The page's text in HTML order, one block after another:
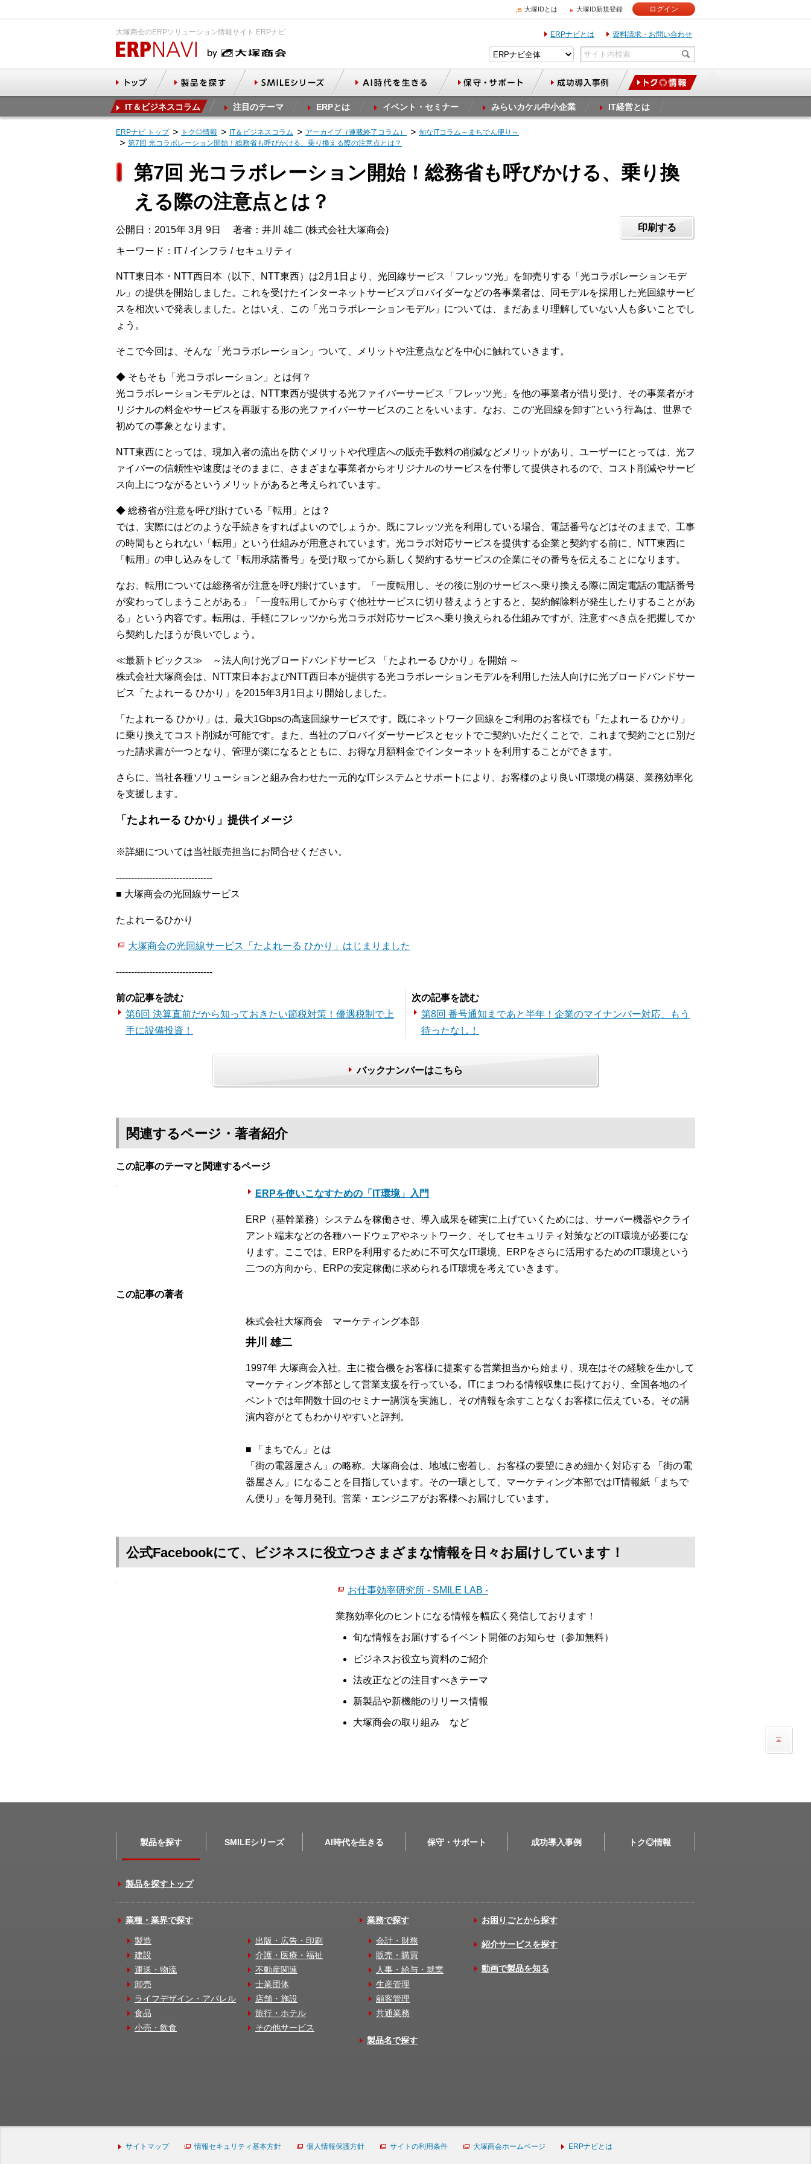
大塚IDとは 大塚ID新規登録 ログイン
大塚商会のERPソリューション情報サイト ERPナビ ERPナビとは 資料請求・お問い合わせ
IT＆ビジネスコラム 注目のテーマ ERPとは イベント・セミナー みらいカケル中小企業 IT経営とは
ERPナビ トップ トク◎情報 IT＆ビジネスコラム アーカイブ（連載終了コラム）
旬なITコラム～まちでん便り～
第7回 光コラボレーション開始！総務省も呼びかける、乗り換える際の注意点とは？
第7回 光コラボレーション開始！総務省も呼びかける、乗り換
える際の注意点とは？
公開日：2015年 3月 9日 著者：井川 雄二 (株式会社大塚商会)
キーワード：IT / インフラ / セキュリティ
印刷する
NTT東日本・NTT西日本（以下、NTT東西）は2月1日より、光回線サービス「フレッツ光」を卸売りする「光コラボレーションモデ
ル」の提供を開始しました。これを受けたインターネットサービスプロバイダーなどの各事業者は、同モデルを採用した光回線サービ
スを相次いで発表しました。とはいえ、この「光コラボレーションモデル」については、まだあまり理解していない人も多いことでし
ょう。
そこで今回は、そんな「光コラボレーション」ついて、メリットや注意点などを中心に触れていきます。
◆ そもそも「光コラボレーション」とは何？
光コラボレーションモデルとは、NTT東西が提供する光ファイバーサービス「フレッツ光」を他の事業者が借り受け、その事業者がオ
リジナルの料金やサービスを再販する形の光ファイバーサービスのことをいいます。なお、この“光回線を卸す”という行為は、世界で
初めての事象となります。
NTT東西にとっては、現加入者の流出を防ぐメリットや代理店への販売手数料の削減などメリットがあり、ユーザーにとっては、光フ
ァイバーの信頼性や速度はそのままに、さまざまな事業者からオリジナルのサービスを付帯して提供されるので、コスト削減やサービ
ス向上につながるというメリットがあると考えられています。
◆ 総務省が注意を呼び掛けている「転用」とは？
では、実際にはどのような手続きをすればよいのでしょうか。既にフレッツ光を利用している場合、電話番号などはそのままで、工事
の時間もとられない「転用」という仕組みが用意されています。光コラボ対応サービスを提供する企業と契約する前に、NTT東西に
「転用」の申し込みをして「転用承諾番号」を受け取ってから新しく契約するサービスの企業にその番号を伝えることになります。
なお、転用については総務省が注意を呼び掛けています。「一度転用し、その後に別のサービスへ乗り換える際に固定電話の電話番号
が変わってしまうことがある」「一度転用してからすぐ他社サービスに切り替えようとすると、契約解除料が発生したりすることがあ
る」という内容です。転用は、手軽にフレッツから光コラボ対応サービスへ乗り換えられる仕組みですが、注意すべき点を把握してか
ら契約したほうが良いでしょう。
≪最新トピックス≫ ～法人向け光ブロードバンドサービス 「たよれーる ひかり」を開始 ～
株式会社大塚商会は、NTT東日本およびNTT西日本が提供する光コラボレーションモデルを利用した法人向けに光ブロードバンドサー
ビス「たよれーる ひかり」を2015年3月1日より開始しました。
「たよれーる ひかり」は、最大1Gbpsの高速回線サービスです。既にネットワーク回線をご利用のお客様でも「たよれーる ひかり」
に乗り換えてコスト削減が可能です。また、当社のプロバイダーサービスとセットでご契約いただくことで、これまで契約ごとに別だ
った請求書が一つとなり、管理が楽になるとともに、お得な月額料金でインターネットを利用することができます。
さらに、当社各種ソリューションと組み合わせた一元的なITシステムとサポートにより、お客様のより良いIT環境の構築、業務効率化
を支援します。
「たよれーる ひかり」提供イメージ
※詳細については当社販売担当にお問合せください。
--------------------------------
■ 大塚商会の光回線サービス
たよれーるひかり
大塚商会の光回線サービス「たよれーる ひかり」はじまりました
--------------------------------
前の記事を読む
第6回 決算直前だから知っておきたい節税対策！優遇税制で上
手に設備投資！
次の記事を読む
第8回 番号通知まであと半年！企業のマイナンバー対応、もう
待ったなし！
バックナンバーはこちら
関連するページ・著者紹介
この記事のテーマと関連するページ
ERPを使いこなすための「IT環境」入門
ERP（基幹業務）システムを稼働させ、導入成果を確実に上げていくためには、サーバー機器やクライ
アント端末などの各種ハードウェアやネットワーク、そしてセキュリティ対策などのIT環境が必要にな
ります。ここでは、ERPを利用するために不可欠なIT環境、ERPをさらに活用するためのIT環境という
二つの方向から、ERPの安定稼働に求められるIT環境を考えていきます。
この記事の著者
株式会社大塚商会 マーケティング本部
井川 雄二
1997年 大塚商会入社。主に複合機をお客様に提案する営業担当から始まり、現在はその経験を生かして
マーケティング本部として営業支援を行っている。ITにまつわる情報収集に長けており、全国各地のイ
ベントでは年間数十回のセミナー講演を実施し、その情報を余すことなくお客様に伝えている。その講
演内容がとてもわかりやすいと評判。
■ 「まちでん」とは
「街の電器屋さん」の略称。大塚商会は、地域に密着し、お客様の要望にきめ細かく対応する 「街の電
器屋さん」になることを目指しています。その一環として、マーケティング本部ではIT情報紙「まちで
ん便り」を毎月発刊。営業・エンジニアがお客様へお届けしています。
公式Facebookにて、ビジネスに役立つさまざまな情報を日々お届けしています！
お仕事効率研究所 - SMILE LAB -
業務効率化のヒントになる情報を幅広く発信しております！
旬な情報をお届けするイベント開催のお知らせ（参加無料）
ビジネスお役立ち資料のご紹介
法改正などの注目すべきテーマ
新製品や新機能のリリース情報
大塚商会の取り組み など
製品を探す SMILEシリーズ AI時代を生きる 保守・サポート 成功導入事例 トク◎情報
製品を探すトップ
業種・業界で探す
製造
建設
運送・物流
卸売
ライフデザイン・アパレル
食品
小売・飲食
出版・広告・印刷
介護・医療・福祉
不動産関連
士業団体
店舗・施設
旅行・ホテル
その他サービス
業務で探す
会計・財務
販売・購買
人事・給与・就業
生産管理
顧客管理
共通業務
製品名で探す
お困りごとから探す
紹介サービスを探す
動画で製品を知る
サイトマップ 情報セキュリティ基本方針 個人情報保護方針 サイトの利用条件 大塚商会ホームページ ERPナビとは